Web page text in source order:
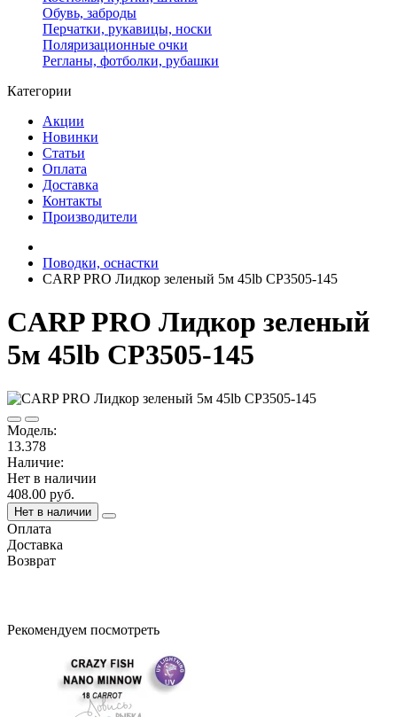
Обувь, заброды
Перчатки, рукавицы, носки
Поляризационные очки
Регланы, фотболки, рубашки
Категории
Акции
Новинки
Статьи
Оплата
Доставка
Контакты
Производители
Поводки, оснастки
CARP PRO Лидкор зеленый 5м 45lb CP3505-145
CARP PRO Лидкор зеленый
5м 45lb CP3505-145
Модель:
13.378
Наличие:
Нет в наличии
408.00 руб.
Нет в наличии
Оплата
Доставка
Возврат
Рекомендуем посмотреть